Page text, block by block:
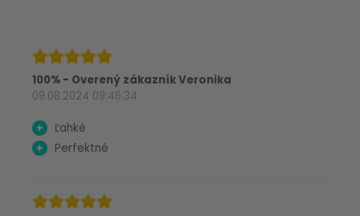
100% - Overený zákazník Veronika
09.08.2024 09:46:34
+
Ľahké
+
Perfektné